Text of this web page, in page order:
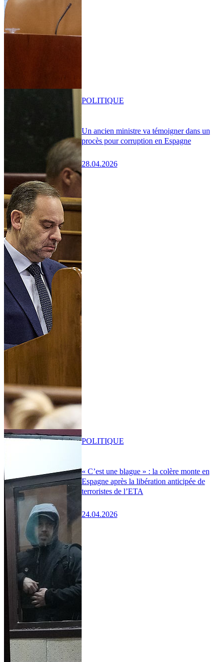
Un ancien ministre va témoigner dans un
procès pour corruption en Espagne
28.04.2026
POLITIQUE
« C’est une blague » : la colère monte en
Espagne après la libération anticipée de
terroristes de l’ETA
24.04.2026
POLITIQUE